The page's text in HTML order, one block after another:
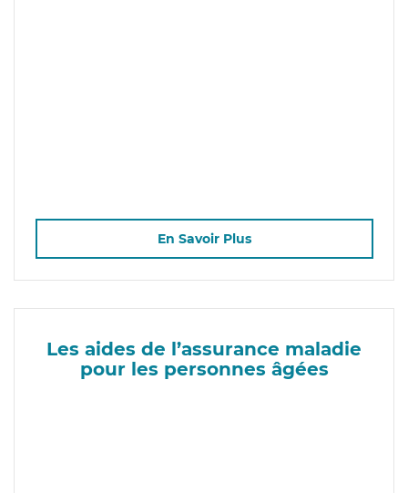
En Savoir Plus
Les aides de l’assurance maladie
pour les personnes âgées